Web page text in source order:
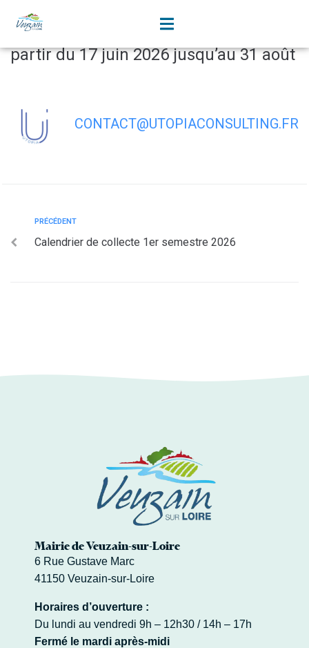
principal
Horaires d’été des déchetteries à
partir du 17 juin 2026 jusqu’au 31 août
CONTACT@UTOPIACONSULTING.FR
PRÉCÉDENT
Calendrier de collecte 1er semestre 2026
Mairie de Veuzain-sur-Loire
6 Rue Gustave Marc
41150 Veuzain-sur-Loire
Horaires d’ouverture :
Du lundi au vendredi 9h – 12h30 / 14h – 17h
Fermé le mardi après-midi